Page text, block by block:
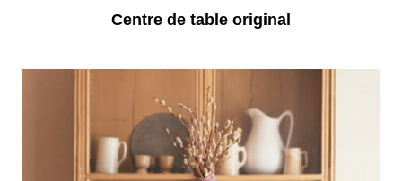
Centre de table original